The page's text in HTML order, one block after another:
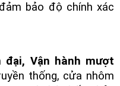
bảo độ chính xác
Vận hành mượt
thống, cửa nhôm